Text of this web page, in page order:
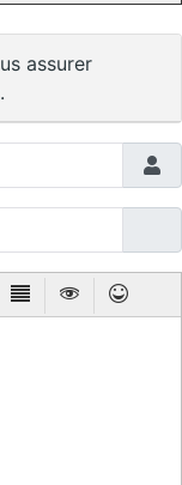
assurer
.